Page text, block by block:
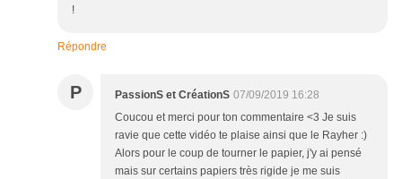
!
Répondre
P PassionS et CréationS 07/09/2019 16:28
Coucou et merci pour ton commentaire <3 Je suis
ravie que cette vidéo te plaise ainsi que le Rayher :)
Alors pour le coup de tourner le papier, j'y ai pensé
mais sur certains papiers très rigide je me suis